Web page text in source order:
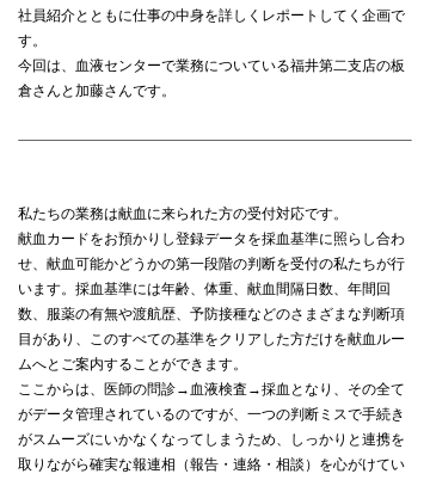
社員紹介とともに仕事の中身を詳しくレポートしてく企画で
す。
今回は、血液センターで業務についている福井第二支店の板
倉さんと加藤さんです。
私たちの業務は献血に来られた方の受付対応です。
献血カードをお預かりし登録データを採血基準に照らし合わ
せ、献血可能かどうかの第一段階の判断を受付の私たちが行
います。採血基準には年齢、体重、献血間隔日数、年間回
数、服薬の有無や渡航歴、予防接種などのさまざまな判断項
目があり、このすべての基準をクリアした方だけを献血ルー
ムへとご案内することができます。
ここからは、医師の問診→血液検査→採血となり、その全て
がデータ管理されているのですが、一つの判断ミスで手続き
がスムーズにいかなくなってしまうため、しっかりと連携を
取りながら確実な報連相（報告・連絡・相談）を心がけてい